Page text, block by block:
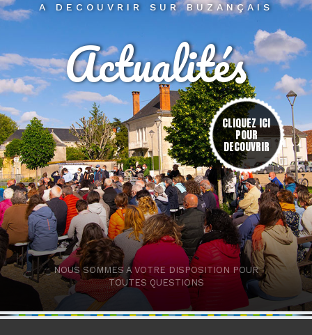
A DECOUVRIR SUR BUZANÇAIS
NOUS SOMMES A VOTRE DISPOSITION POUR
TOUTES QUESTIONS
CLIQUEZ ICI
POUR
DECOUVRIR
Actualités